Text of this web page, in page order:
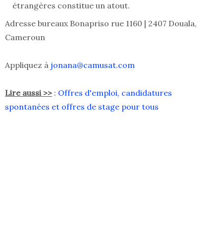
étrangères constitue un atout.
Adresse bureaux Bonapriso rue 1160 | 2407 Douala,
Cameroun
Appliquez à jonana@camusat.com
Lire aussi >> : Offres d'emploi, candidatures
spontanées et offres de stage pour tous